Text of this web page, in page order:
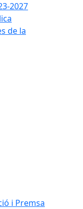
2027
de la
i Premsa